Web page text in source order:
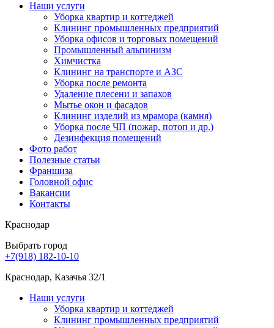
Наши услуги
Уборка квартир и коттеджей
Клининг промышленных предприятий
Уборка офисов и торговых помещений
Промышленный альпинизм
Химчистка
Клининг на транспорте и АЗС
Уборка после ремонта
Удаление плесени и запахов
Мытье окон и фасадов
Клининг изделий из мрамора (камня)
Уборка после ЧП (пожар, потоп и др.)
Дезинфекция помещений
Фото работ
Полезные статьи
Франшиза
Головной офис
Вакансии
Контакты
Краснодар
Выбрать город
+7(918) 182-10-10
Краснодар, Казачья 32/1
Наши услуги
Уборка квартир и коттеджей
Клининг промышленных предприятий